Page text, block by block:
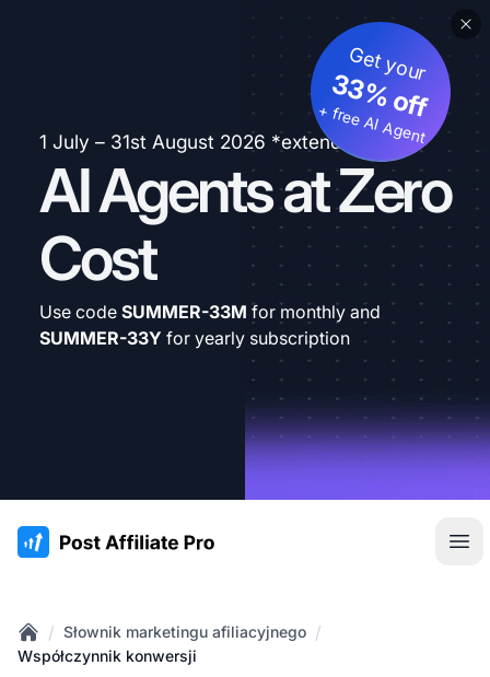
1 July – 31st August 2026 *extended
AI Agents at Zero
Cost
Get your
33% off
+ free AI Agent
Use code SUMMER-33M for monthly and
SUMMER-33Y for yearly subscription
:site.title
Home
/ Słownik marketingu afiliacyjnego /
Współczynnik konwersji